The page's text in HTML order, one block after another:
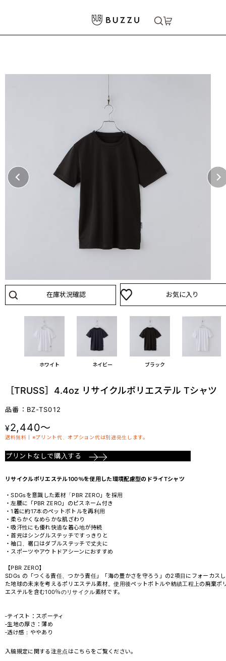
［TRUSS］4.4oz リサイクルポリエステル Tシャツ
在庫状況確認 お気に入り
ホワイト ネイビー ブラック
［TRUSS］4.4oz リサイクルポリエステル Tシャツ
品番：BZ-TS012
¥2,440～
送料無料丨※プリント代、オプション代は別途発生します。
プリントなしで購入する
リサイクルポリエステル100％を使用した環境配慮型のドライTシャツ
・SDGsを意識した素材「PBR ZERO」を採用
・左腰に「PBR ZERO」のピスネーム付き
・1着に約17本のペットボトルを再利用
・柔らかくなめらかな肌ざわり
・吸汗性にも優れ快適な着心地が持続
・首元はシングルステッチですっきりと
・袖口、裾口はダブルステッチで丈夫に
・スポーツやアウトドアシーンにおすすめ
【PBR ZERO】
SDGs の「つくる責任、つかう責任」「海の豊かさを守ろう」の2項目にフォーカスし
た地球の未来を考えるポリエステル素材。使用後ペットボトルや紡績工程上の廃棄ポ
エステルを含む100％のリサイクル素材です。
‐テイスト：スポーティ
‐生地の厚さ：薄め
‐透け感：ややあり
入稿規定に関する注意点は こちら をご覧ください。